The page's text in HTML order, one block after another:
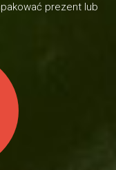
prezent lub